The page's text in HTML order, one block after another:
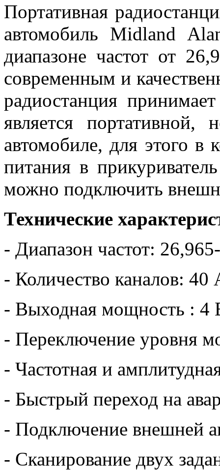
Портативная
автомобиль Midland
диапазоне частот от
современным и
радиостанция
является
автомобиле, для этого в
питания в
можно подключить
Технические
- Диапазон частот:
- Количество каналов:
- Выходная мощность : 4
- Переключение уровня
- Частотная и
- Быстрый переход на
- Подключение внешней
- Сканирование двух